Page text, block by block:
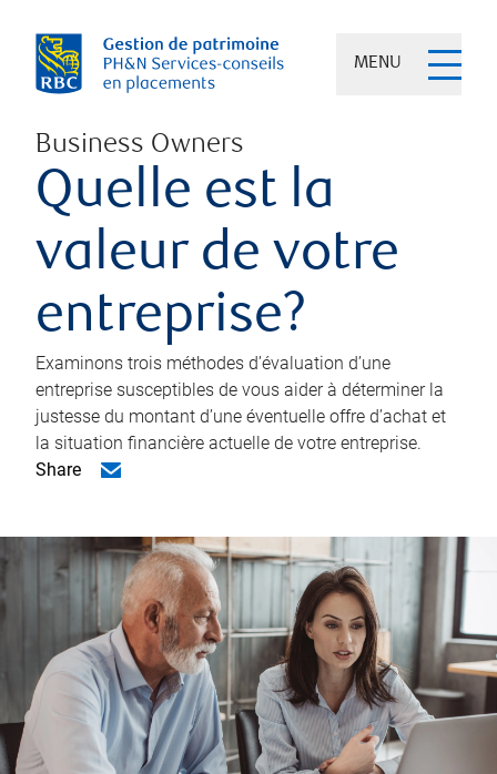
MENU
Business Owners
Quelle est la
valeur de votre
entreprise?
Examinons trois méthodes d’évaluation d’une
entreprise susceptibles de vous aider à déterminer la
justesse du montant d’une éventuelle offre d’achat et
la situation financière actuelle de votre entreprise.
Share